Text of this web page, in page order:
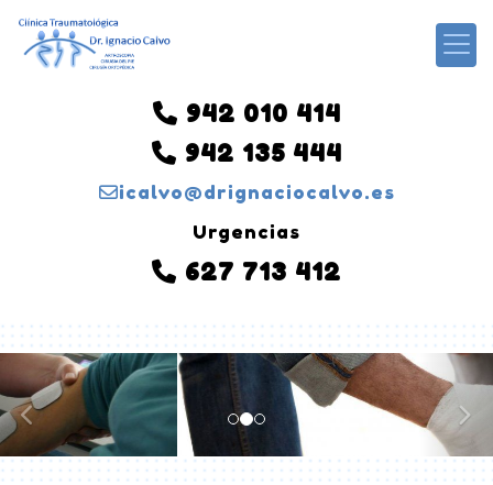
942 010 414
942 135 444
icalvo
drignaciocalvo.es
Urgencias
627 713 412
prev